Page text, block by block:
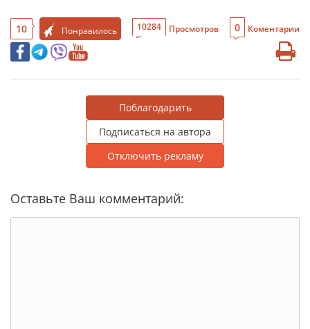
10 Понравилось 10284 Просмотров 0 Коментарии
Поблагодарить
Подписаться на автора
Отключить рекламу
Оставьте Ваш комментарий: